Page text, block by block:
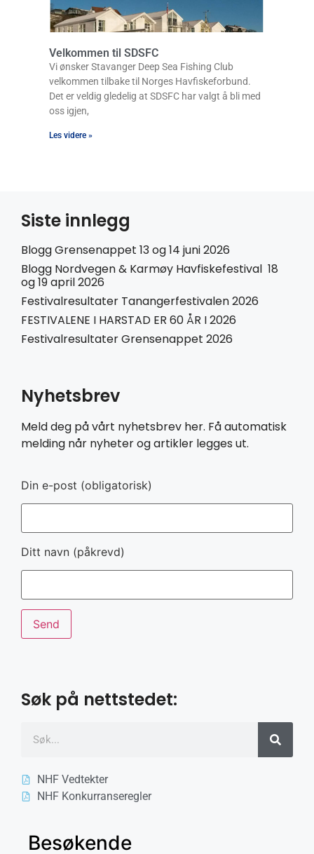
Velkommen til SDSFC
Vi ønsker Stavanger Deep Sea Fishing Club
velkommen tilbake til Norges Havfiskeforbund.
Det er veldig gledelig at SDSFC har valgt å bli med
oss igjen,
Les videre »
Siste innlegg
Blogg Grensenappet 13 og 14 juni 2026
Blogg Nordvegen & Karmøy Havfiskefestival 18
og 19 april 2026
Festivalresultater Tanangerfestivalen 2026
FESTIVALENE I HARSTAD ER 60 ÅR I 2026
Festivalresultater Grensenappet 2026
Nyhetsbrev
Meld deg på vårt nyhetsbrev her. Få automatisk
melding når nyheter og artikler legges ut.
Din e-post (obligatorisk)
Ditt navn (påkrevd)
Søk på nettstedet:
NHF Vedtekter
NHF Konkurranseregler
Besøkende